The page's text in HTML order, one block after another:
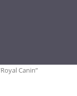
Canin”